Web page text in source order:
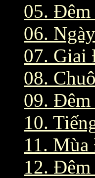
05.
06.
07. Giai
08.
09. Đêm
10.
11.
12.